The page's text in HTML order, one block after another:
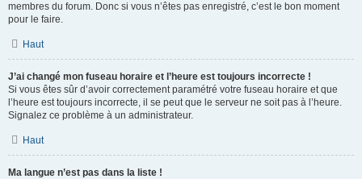
membres du forum. Donc si vous n’êtes pas enregistré, c’est le bon moment
pour le faire.
Haut
J’ai changé mon fuseau horaire et l’heure est toujours incorrecte !
Si vous êtes sûr d’avoir correctement paramétré votre fuseau horaire et que
l’heure est toujours incorrecte, il se peut que le serveur ne soit pas à l’heure.
Signalez ce problème à un administrateur.
Haut
Ma langue n’est pas dans la liste !